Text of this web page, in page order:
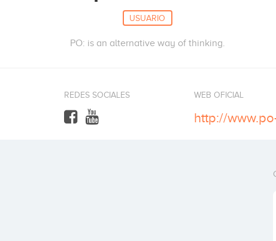
USUARIO
PO: is an alternative way of thinking.
REDES SOCIALES WEB OFICIAL
http://